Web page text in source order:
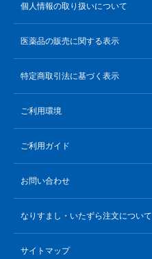
個人情報の取り扱いについて
医薬品の販売に関する表示
特定商取引法に基づく表示
ご利用環境
ご利用ガイド
お問い合わせ
なりすまし・いたずら注文について
サイトマップ